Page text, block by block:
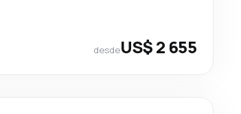
desdeUS$ 2 655